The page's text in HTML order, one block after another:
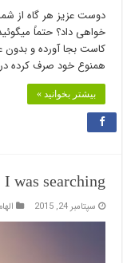
دوست عزیز هر گاه از
خواهی داد؟ حتماً
کاست بجا آورده و
همنوع خود صرف کرده
بیشتر بخوانید »
was searching
سپتامبر 24, 2015